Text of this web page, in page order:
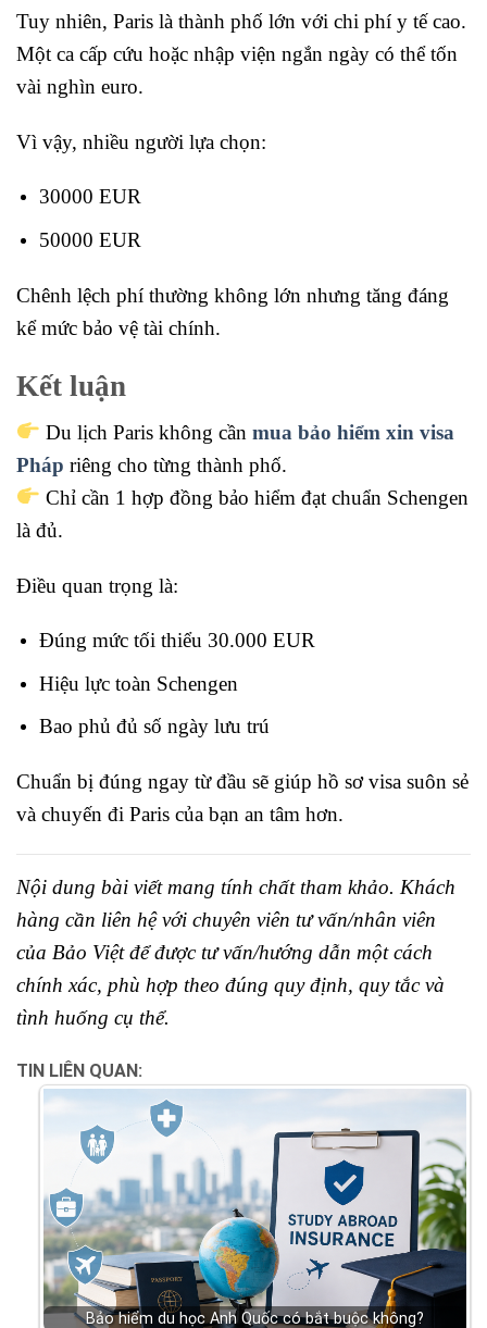
Tuy nhiên, Paris là thành phố lớn với chi phí y tế cao.
Một ca cấp cứu hoặc nhập viện ngắn ngày có thể tốn
vài nghìn euro.
Vì vậy, nhiều người lựa chọn:
30000 EUR
50000 EUR
Chênh lệch phí thường không lớn nhưng tăng đáng
kể mức bảo vệ tài chính.
Kết luận
Du lịch Paris không cần mua bảo hiểm xin visa
Pháp riêng cho từng thành phố.
Chỉ cần 1 hợp đồng bảo hiểm đạt chuẩn Schengen
là đủ.
Điều quan trọng là:
Đúng mức tối thiểu 30.000 EUR
Hiệu lực toàn Schengen
Bao phủ đủ số ngày lưu trú
Chuẩn bị đúng ngay từ đầu sẽ giúp hồ sơ visa suôn sẻ
và chuyến đi Paris của bạn an tâm hơn.
Nội dung bài viết mang tính chất tham khảo. Khách
hàng cần liên hệ với chuyên viên tư vấn/nhân viên
của Bảo Việt để được tư vấn/hướng dẫn một cách
chính xác, phù hợp theo đúng quy định, quy tắc và
tình huống cụ thể.
TIN LIÊN QUAN:
Bảo hiểm du học Anh Quốc có bắt buộc không?